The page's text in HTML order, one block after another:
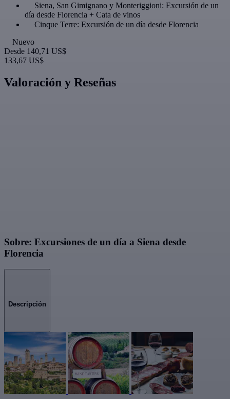
Siena, San Gimignano y Monteriggioni: Excursión de un
día desde Florencia + Cata de vinos
Cinque Terre: Excursión de un día desde Florencia
Nuevo
Desde 140,71 US$
133,67 US$
Valoración y Reseñas
Sobre: Excursiones de un día a Siena desde
Florencia
Descripción